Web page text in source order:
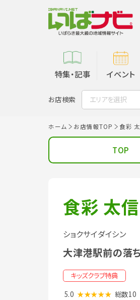
特集・記事 イベント
お店検索 エリアを選択
ホーム お店情報TOP 食彩
TOP
食彩 太信
ショクサイダイシン
大津港駅前の落
キッズクラブ特典
5.0 ★★★★★ 総数10